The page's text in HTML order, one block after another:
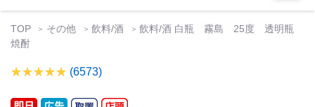
TOP その他 飲料/酒
飲料/酒 白瓶 霧島 25度 透明瓶
焼酎
(6573)